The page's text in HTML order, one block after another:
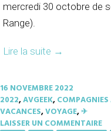
mercredi 30 octobre de
Range).
Lire la suite →
16 NOVEMBRE 2022
2022,AVGEEK,COMPAGNIES
VACANCES,VOYAGE,✈︎
LAISSER UN COMMENTAIRE